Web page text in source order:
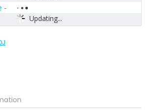
Updating...
-